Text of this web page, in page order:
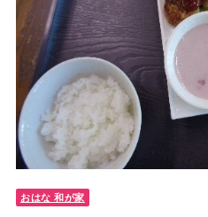
おはな 和が家